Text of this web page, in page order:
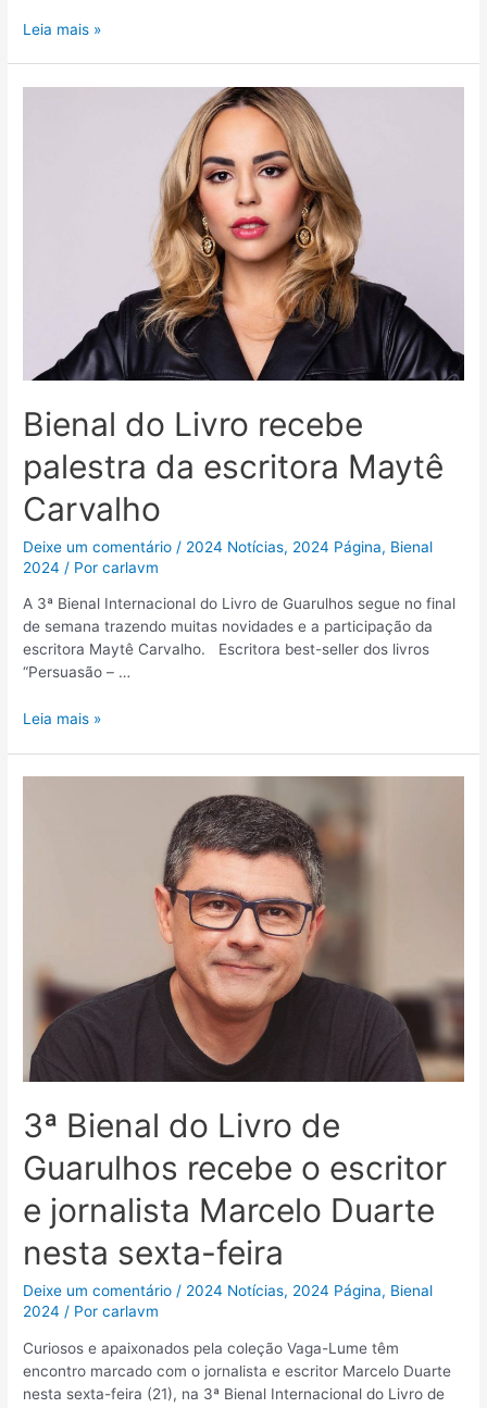
Leia mais »
Bienal do Livro recebe
palestra da escritora Maytê
Carvalho
Deixe um comentário / 2024 Notícias, 2024 Página, Bienal
2024 / Porcarlavm
A 3ª Bienal Internacional do Livro de Guarulhos segue no final
de semana trazendo muitas novidades e a participação da
escritora Maytê Carvalho. Escritora best-seller dos livros
“Persuasão – …
Leia mais »
3ª Bienal do Livro de
Guarulhos recebe o escritor
e jornalista Marcelo Duarte
nesta sexta-feira
Deixe um comentário / 2024 Notícias, 2024 Página, Bienal
2024 / Porcarlavm
Curiosos e apaixonados pela coleção Vaga-Lume têm
encontro marcado com o jornalista e escritor Marcelo Duarte
nesta sexta-feira (21), na 3ª Bienal Internacional do Livro de